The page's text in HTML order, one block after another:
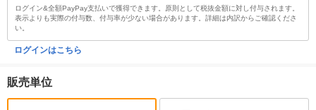
ログイン&全額PayPay支払いで獲得できます。原則として税抜金額に対し付与されます。
表示よりも実際の付与数、付与率が少ない場合があります。詳細は内訳からご確認くださ
い。
ログインはこちら
販売単位